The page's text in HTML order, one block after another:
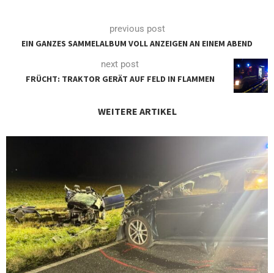
previous post
EIN GANZES SAMMELALBUM VOLL ANZEIGEN AN EINEM ABEND
next post
FRÜCHT: TRAKTOR GERÄT AUF FELD IN FLAMMEN
WEITERE ARTIKEL